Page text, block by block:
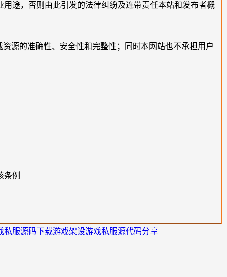
途，否则由此引发的法律纠纷及连带责任本站和发布者概
源的准确性、安全性和完整性；同时本网站也不承担用户
条例
私服源码下载游戏架设游戏私服源代码分享